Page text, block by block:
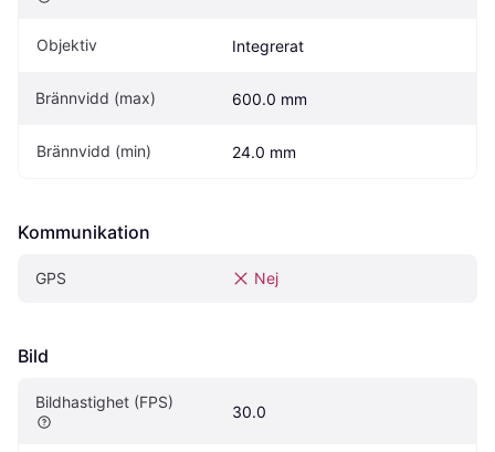
Objektiv Integrerat
Brännvidd (max) 600.0 mm
Brännvidd (min) 24.0 mm
Kommunikation
GPS Nej
Bild
Bildhastighet (FPS)
30.0